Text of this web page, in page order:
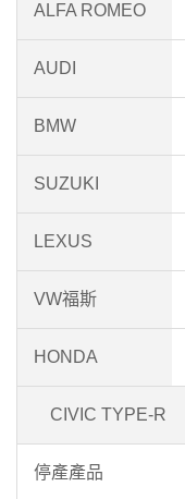
ALFA ROMEO
AUDI
BMW
SUZUKI
LEXUS
VW福斯
HONDA
CIVIC TYPE-R
停產產品